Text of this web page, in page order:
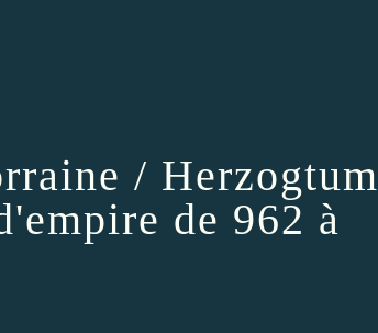
/ Herzogtum
de 962 à